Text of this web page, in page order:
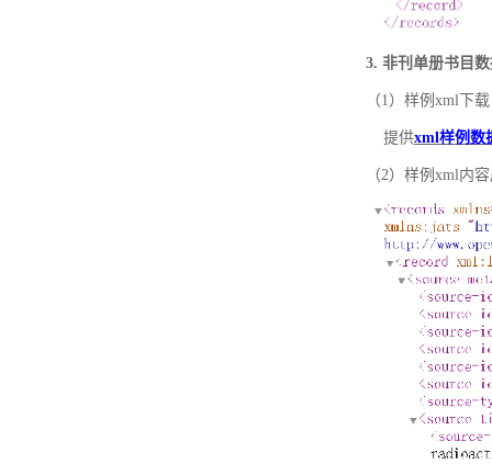
3. 非刊单册书目
（1）样例xml下载
提供xml样例数
（2）样例xml内